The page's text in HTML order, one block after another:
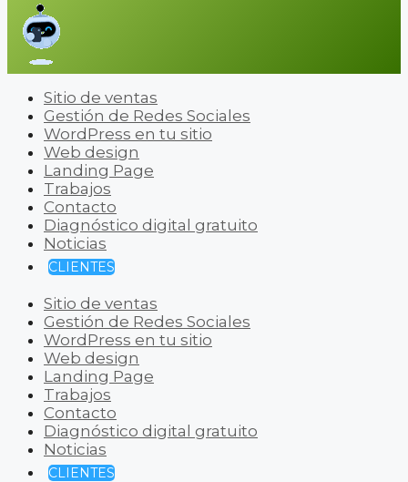
Sitio de ventas
Gestión de Redes Sociales
WordPress en tu sitio
Web design
Landing Page
Trabajos
Contacto
Diagnóstico digital gratuito
Noticias
CLIENTES
Sitio de ventas
Gestión de Redes Sociales
WordPress en tu sitio
Web design
Landing Page
Trabajos
Contacto
Diagnóstico digital gratuito
Noticias
CLIENTES